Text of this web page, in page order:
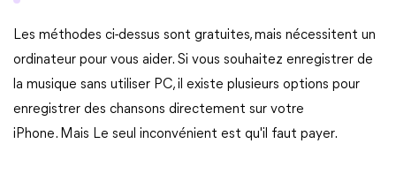
Les méthodes ci-dessus sont gratuites, mais nécessitent un
ordinateur pour vous aider. Si vous souhaitez enregistrer de
la musique sans utiliser PC, il existe plusieurs options pour
enregistrer des chansons directement sur votre
iPhone. Mais Le seul inconvénient est qu'il faut payer.